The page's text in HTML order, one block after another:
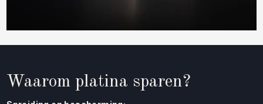
Waarom platina sparen?